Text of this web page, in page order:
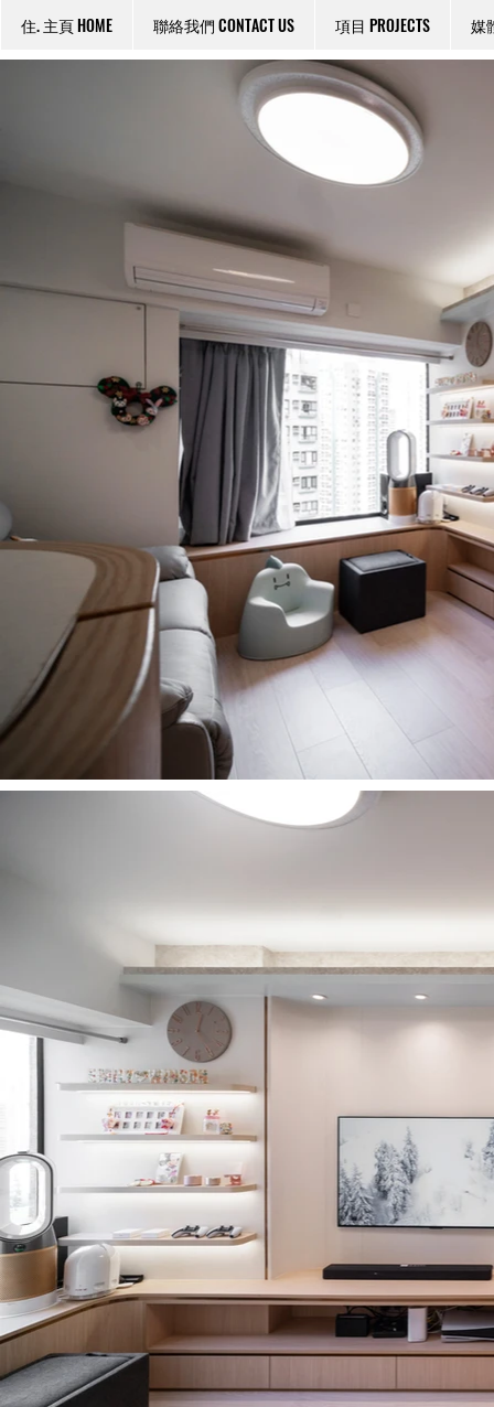
住. 主頁 HOME 聯絡我們 CONTACT US 項目 PROJECTS 媒